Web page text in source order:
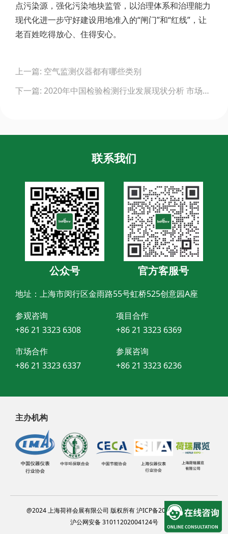
点污染源，强化污染地块监管，以治理体系和治理能力
现代化进一步守好建设用地准入的“闸门”和“红线”，让
老百姓吃得放心、住得安心。
navigation
上一篇: 空气监测仪器都有哪些类别
下一篇: 2020年中国检验检测行业发展现状分析 市场规模已突破3000亿元
联系我们
公众号 官方客服号
地址：上海市闵行区金雨路55号虹桥525创意园A座
参观咨询
+86 21 3323 6308
项目合作
+86 21 3323 6369
市场合作
+86 21 3323 6337
参展咨询
+86 21 3323 6236
主办机构
@2024 上海荷祥会展有限公司 版权所有 沪ICP备20012314号-13
沪公网安备 31011202004124号